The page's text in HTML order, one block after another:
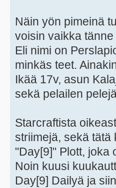
Näin yön pimeinä
voisin vaikka
Eli nimi on
minkäs teet.
Ikää 17v, asun
sekä pelailen
Starcraftista
striimejä, sekä tätä
"Day[9]" Plott, joka
Noin kuusi
Day[9] Dailyä ja